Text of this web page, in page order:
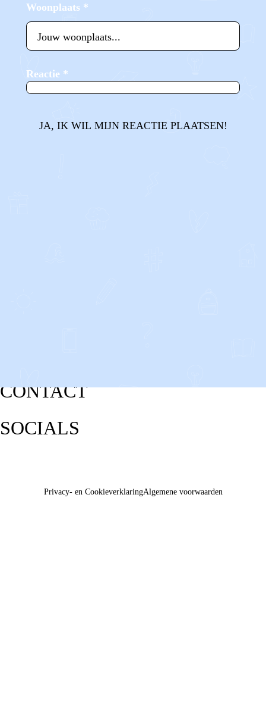
Woonplaats *
Reactie *
JA, IK WIL MIJN REACTIE PLAATSEN!
CONTACT
SOCIALS
Privacy- en CookieverklaringAlgemene voorwaarden